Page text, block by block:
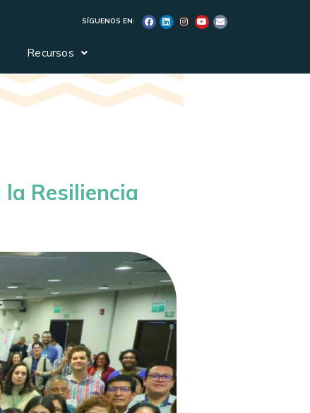
SÍGUENOS EN:
Recursos
Resiliencia